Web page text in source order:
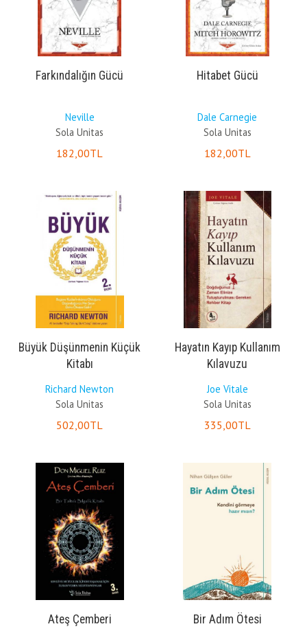
Farkındalığın Gücü
Neville
Sola Unitas
182 ,00TL
Hitabet Gücü
Dale Carnegie
Sola Unitas
182 ,00TL
Büyük Düşünmenin Küçük
Kitabı
Richard Newton
Sola Unitas
502 ,00TL
Hayatın Kayıp Kullanım
Kılavuzu
Joe Vitale
Sola Unitas
335 ,00TL
Ateş Çemberi Bir Adım Ötesi